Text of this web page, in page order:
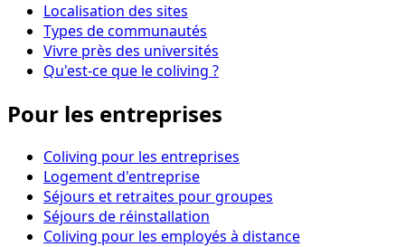
Localisation des sites
Types de communautés
Vivre près des universités
Qu'est-ce que le coliving ?
Pour les entreprises
Coliving pour les entreprises
Logement d'entreprise
Séjours et retraites pour groupes
Séjours de réinstallation
Coliving pour les employés à distance